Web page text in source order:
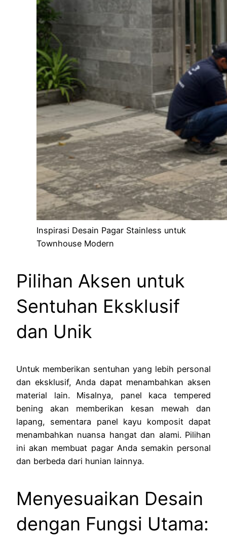
Inspirasi Desain Pagar Stainless untuk
Townhouse Modern
Pilihan Aksen untuk
Sentuhan Eksklusif
dan Unik
Untuk memberikan sentuhan yang lebih personal
dan eksklusif, Anda dapat menambahkan aksen
material lain. Misalnya, panel kaca tempered
bening akan memberikan kesan mewah dan
lapang, sementara panel kayu komposit dapat
menambahkan nuansa hangat dan alami. Pilihan
ini akan membuat pagar Anda semakin personal
dan berbeda dari hunian lainnya.
Menyesuaikan Desain
dengan Fungsi Utama: